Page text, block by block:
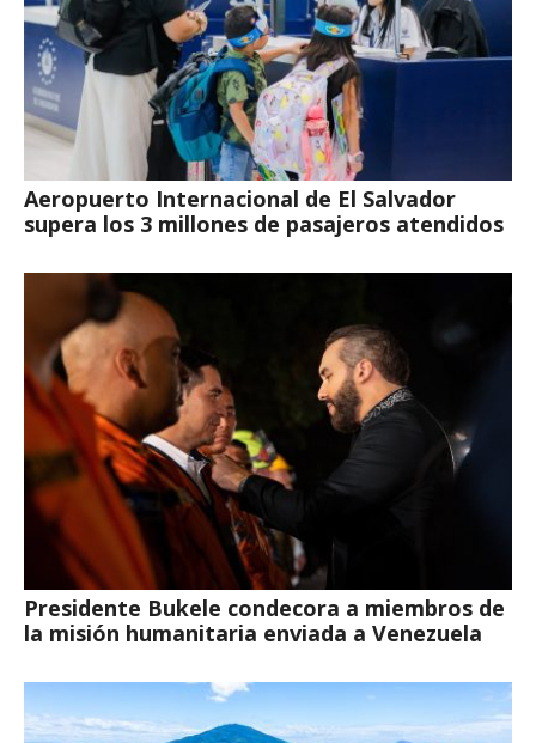
Aeropuerto Internacional de El Salvador
supera los 3 millones de pasajeros atendidos
Presidente Bukele condecora a miembros de
la misión humanitaria enviada a Venezuela